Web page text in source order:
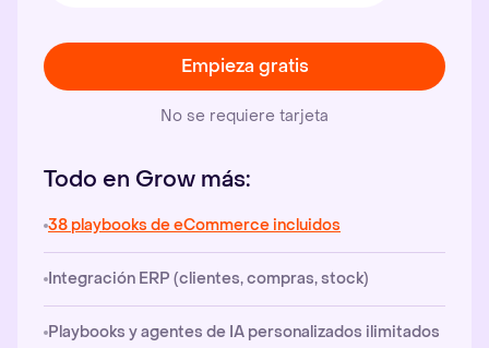
Empieza gratis
No se requiere tarjeta
Todo en Grow más:
38 playbooks de eCommerce incluidos
Integración ERP (clientes, compras, stock)
Playbooks y agentes de IA personalizados ilimitados